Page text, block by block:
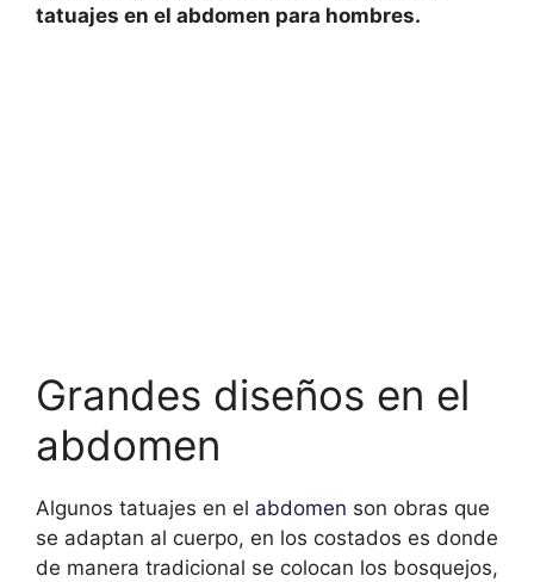
tatuajes en el abdomen para hombres.
Grandes diseños en el
abdomen
Algunos tatuajes en el abdomen son obras que
se adaptan al cuerpo, en los costados es donde
de manera tradicional se colocan los bosquejos,